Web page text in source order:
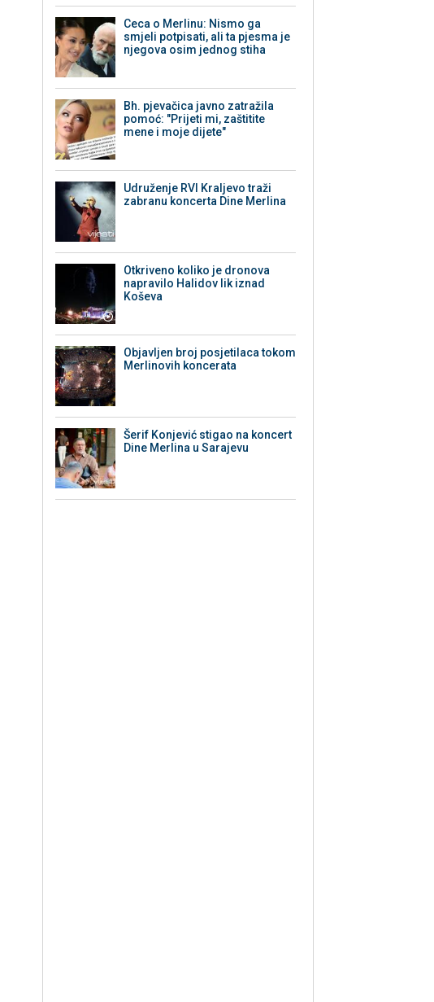
Ceca o Merlinu: Nismo ga
smjeli potpisati, ali ta pjesma je
njegova osim jednog stiha
Bh. pjevačica javno zatražila
pomoć: "Prijeti mi, zaštitite
mene i moje dijete"
Udruženje RVI Kraljevo traži
zabranu koncerta Dine Merlina
Otkriveno koliko je dronova
napravilo Halidov lik iznad
Koševa
Objavljen broj posjetilaca tokom
Merlinovih koncerata
Šerif Konjević stigao na koncert
Dine Merlina u Sarajevu